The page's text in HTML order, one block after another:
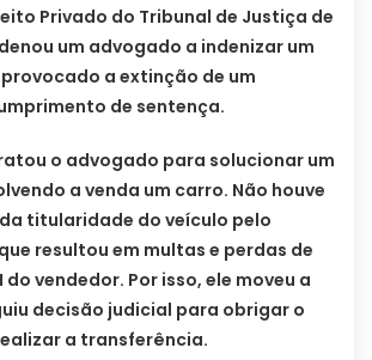
Privado do Tribunal de Justiça de
um advogado a indenizar um
a extinção de um
de sentença.
o advogado para solucionar um
a venda um carro. Não houve
titularidade do veículo pelo
resultou em multas e perdas de
do vendedor. Por isso, ele moveu a
decisão judicial para obrigar o
a transferência.